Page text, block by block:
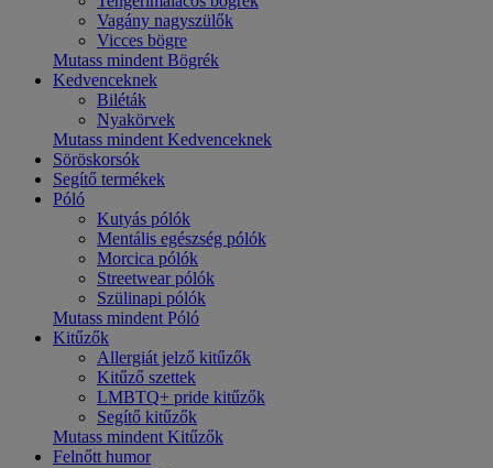
Vagány nagyszülők
Vicces bögre
Mutass mindent Bögrék
Kedvenceknek
Biléták
Nyakörvek
Mutass mindent Kedvenceknek
Söröskorsók
Segítő termékek
Póló
Kutyás pólók
Mentális egészség pólók
Morcica pólók
Streetwear pólók
Szülinapi pólók
Mutass mindent Póló
Kitűzők
Allergiát jelző kitűzők
Kitűző szettek
LMBTQ+ pride kitűzők
Segítő kitűzők
Mutass mindent Kitűzők
Felnőtt humor